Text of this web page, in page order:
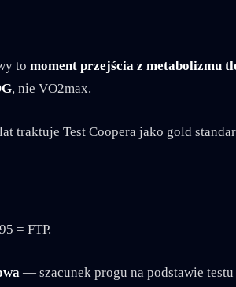
to moment przejścia z metabolizmu
, nie VO2max.
traktuje Test Coopera jako gold
= FTP.
— szacunek progu na podstawie